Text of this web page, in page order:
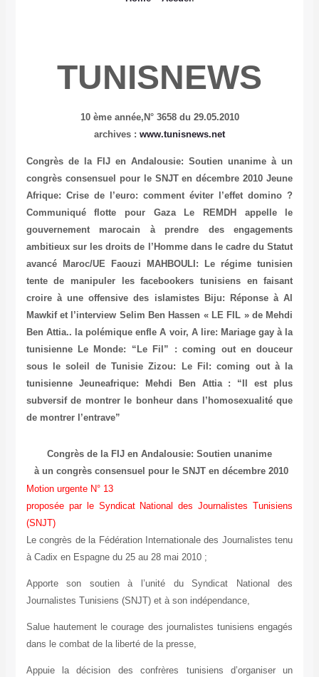
TUNISNEWS
10 ème année, N° 3658 du 29.05.2010
archives : www.tunisnews.net
Congrès de la FIJ en Andalousie: Soutien unanime à un
congrès consensuel pour le SNJT en décembre 2010Jeune
Afrique: Crise de l’euro: comment éviter l’effet domino ?
Communiqué flotte pour Gaza
Le REMDH appelle le
gouvernement marocain à prendre des engagements
ambitieux sur les droits de l’Homme dans le cadre du Statut
avancé Maroc/UEFaouzi MAHBOULI: Le régime tunisien
tente de manipuler les facebookers tunisiens en faisant
croire à une offensive des islamistes Biju: Réponse à Al
Mawkif et l’interview Selim Ben Hassen « LE FIL » de Mehdi
Ben Attia.. la polémique enfleA voir, A lire: Mariage gay à la
tunisienne Le Monde: “Le Fil” : coming out en douceur
sous le soleil de TunisieZizou: Le Fil: coming out à la
tunisienneJeuneafrique: Mehdi Ben Attia : “Il est plus
subversif de montrer le bonheur dans l’homosexualité que
de montrer l’entrave”
Congrès de la FIJ en Andalousie: Soutien unanime
à un congrès consensuel pour le SNJT en décembre 2010
Motion urgente N° 13
proposée par le Syndicat National des Journalistes Tunisiens
(SNJT)
Le congrès de la Fédération Internationale des Journalistes tenu
à Cadix en Espagne du 25 au 28 mai 2010 ;
Apporte son soutien à l’unité du Syndicat National des
Journalistes Tunisiens (SNJT) et à son indépendance,
Salue hautement le courage des journalistes tunisiens engagés
dans le combat de la liberté de la presse,
Appuie la décision des confrères tunisiens d’organiser un